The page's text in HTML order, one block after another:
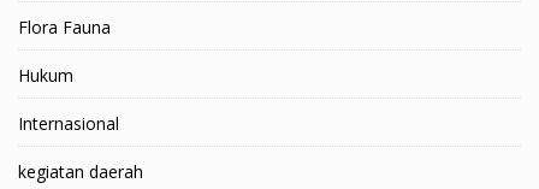
Flora Fauna
Hukum
Internasional
kegiatan daerah